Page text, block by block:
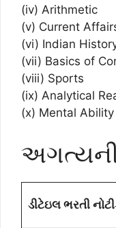
(iv) Arithmetic
(v) Current
(vi) Indian
(vii) Basics of
(viii) Sports
(ix) Analytical
(x) Mental
ડીટેઇલ ભરતી